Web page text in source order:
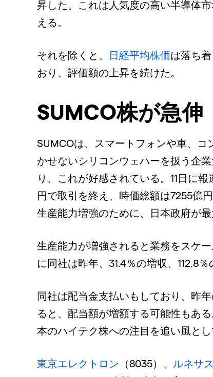
昇した。これは人気度の高い半導体
える。
それを除くと、 日経平均株価は落ち
おり、評価額の上昇を続けた。
SUMCO株が急伸
SUMCOは、スマートフォンや車、
かせないシリコンウェハーを扱う企
り、これが好感されている。11日に
円で取引を終え、時価総額は7255億
生産能力増強のために、日本政府が
生産能力が増強されると業務をスケ
に同社は昨年、31.4％の増収、112.8％
同社は配当金支払いもしており、昨
ると、配当額が増額する可能性もあ
本のハイテク株への注目を追い風とし
東京エレクトロン （8035）、 ルネサ